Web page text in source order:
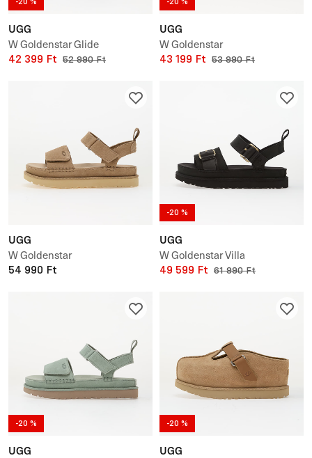
UGG
W Goldenstar Glide
42 399 Ft 52 990 Ft
UGG
W Goldenstar
43 199 Ft 53 990 Ft
UGG
W Goldenstar
54 990 Ft
-20 %
UGG
W Goldenstar Villa
49 599 Ft 61 990 Ft
-20 %
UGG
-20 %
UGG